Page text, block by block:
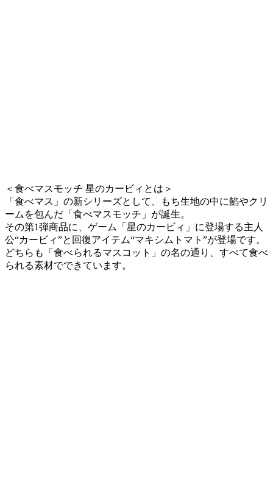
＜食べマスモッチ 星のカービィとは＞
「食べマス」の新シリーズとして、もち生地の中に餡やクリ
ームを包んだ「食べマスモッチ」が誕生。
その第1弾商品に、ゲーム「星のカービィ」に登場する主人
公“カービィ”と回復アイテム“マキシムトマト”が登場です。
どちらも「食べられるマスコット」の名の通り、すべて食べ
られる素材でできています。